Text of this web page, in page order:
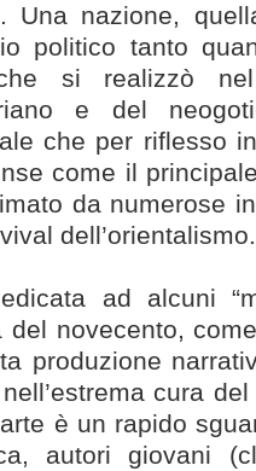
Una nazione,
politico tanto
si realizzò
e del
che per riflesso
come il
da numerose
dell’orientalismo.
ad alcuni
del novecento,
produzione
cura
è un rapido
autori giovani